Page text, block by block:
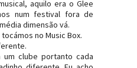
aquilo era o Glee
num festival fora de
dimensão vá.
no Music Box.
um clube portanto cada